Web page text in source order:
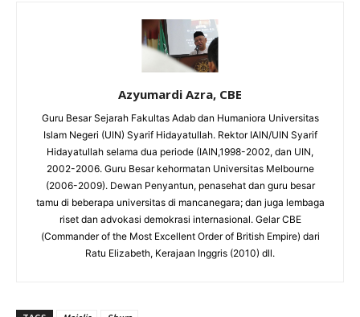
Azyumardi Azra, CBE
Guru Besar Sejarah Fakultas Adab dan Humaniora Universitas
Islam Negeri (UIN) Syarif Hidayatullah. Rektor IAIN/UIN Syarif
Hidayatullah selama dua periode (IAIN,1998-2002, dan UIN,
2002-2006. Guru Besar kehormatan Universitas Melbourne
(2006-2009). Dewan Penyantun, penasehat dan guru besar
tamu di beberapa universitas di mancanegara; dan juga lembaga
riset dan advokasi demokrasi internasional. Gelar CBE
(Commander of the Most Excellent Order of British Empire) dari
Ratu Elizabeth, Kerajaan Inggris (2010) dll.